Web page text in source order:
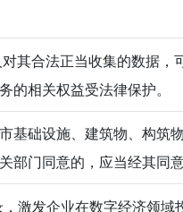
其合法正当收集的数据，
相关权益受法律保护。
基础设施、建筑物、构筑
门同意的，应当经其同意
激发企业在数字经济领域